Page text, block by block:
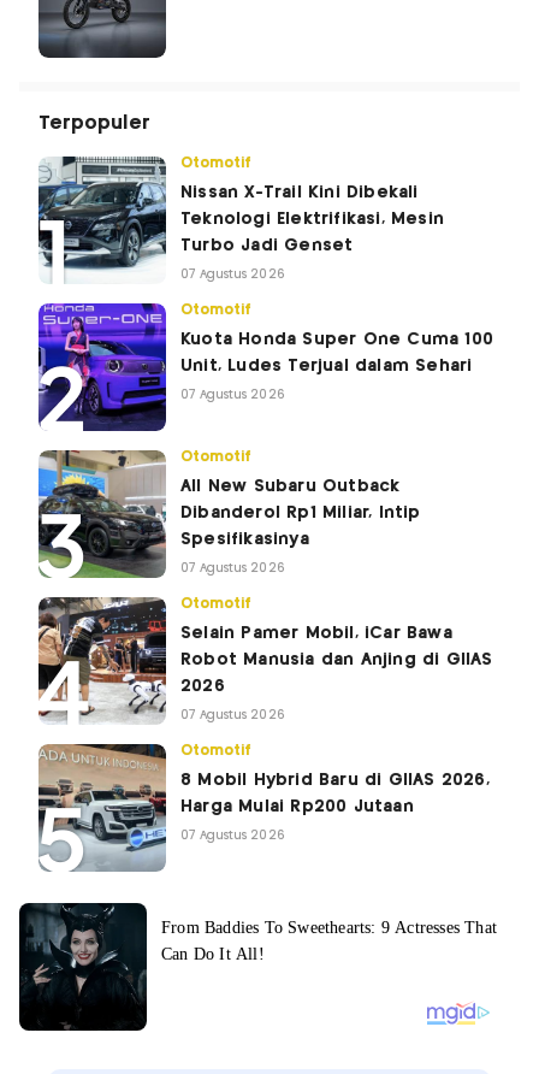
Terpopuler
Otomotif
Nissan X-Trail Kini Dibekali
Teknologi Elektrifikasi, Mesin
Turbo Jadi Genset
07 Agustus 2026
Otomotif
Kuota Honda Super One Cuma 100
Unit, Ludes Terjual dalam Sehari
07 Agustus 2026
Otomotif
All New Subaru Outback
Dibanderol Rp1 Miliar, Intip
Spesifikasinya
07 Agustus 2026
Otomotif
Selain Pamer Mobil, iCar Bawa
Robot Manusia dan Anjing di GIIAS
2026
07 Agustus 2026
Otomotif
8 Mobil Hybrid Baru di GIIAS 2026,
Harga Mulai Rp200 Jutaan
07 Agustus 2026